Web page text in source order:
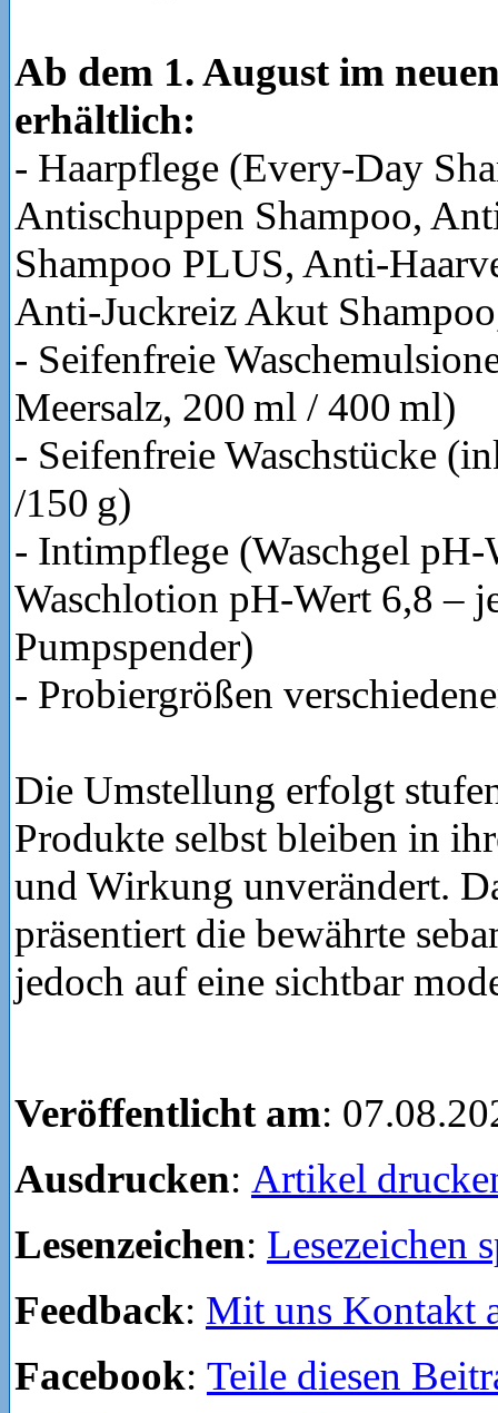
Ab dem 1. August im
erhältlich:
- Haarpflege (Every-Day
Antischuppen Shampoo,
Shampoo PLUS, Anti-
Anti-Juckreiz Akut
- Seifenfreie
Meersalz, 200 ml / 400 ml)
- Seifenfreie Waschstücke
/150 g)
- Intimpflege (Waschgel
Waschlotion pH-Wert 6,8 –
Pumpspender)
- Probiergrößen
Die Umstellung erfolgt
Produkte selbst bleiben in
und Wirkung unverändert.
präsentiert die bewährte
jedoch auf eine sichtbar
Veröffentlicht am:
Ausdrucken: Artikel
Lesenzeichen: Lesezeichen
Feedback: Mit uns Kontakt
Facebook: Teile diesen